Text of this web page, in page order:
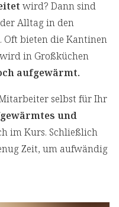
wird? Dann sind
Alltag in den
Oft bieten die Kantinen
in Großküchen
aufgewärmt.
selbst für Ihr
und
im Kurs. Schließlich
Zeit, um aufwändig